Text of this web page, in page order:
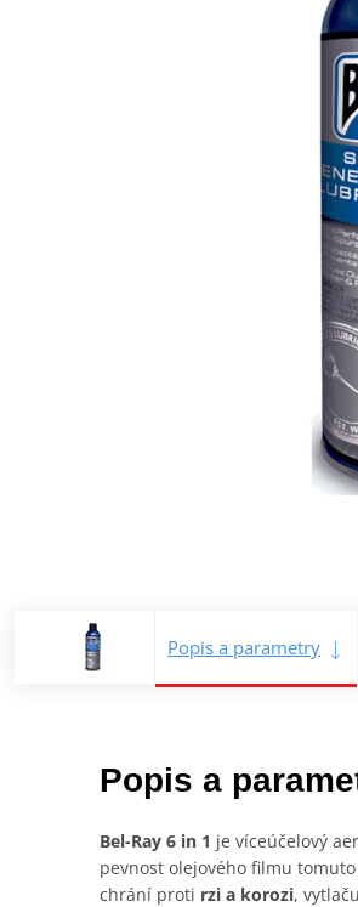
Popis a parametry
Popis a
Bel-Ray 6 in 1 je víceúčelový
pevnost olejového filmu
chrání proti rzi a korozi,